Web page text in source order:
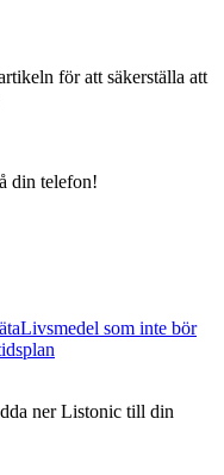
för att säkerställa att
din telefon!
Livsmedel som inte bör
ner Listonic till din